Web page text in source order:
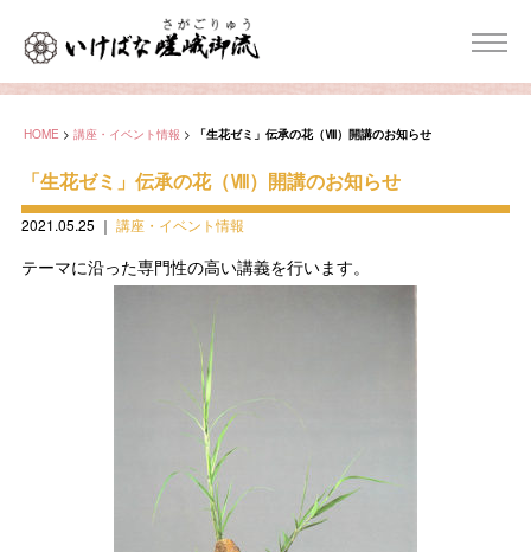
HOME > 講座・イベント情報 > 「生花ゼミ」伝承の花（Ⅷ）開講のお知らせ
「生花ゼミ」伝承の花（Ⅷ）開講のお知らせ
2021.05.25 ｜ 講座・イベント情報
テーマに沿った専門性の高い講義を行います。